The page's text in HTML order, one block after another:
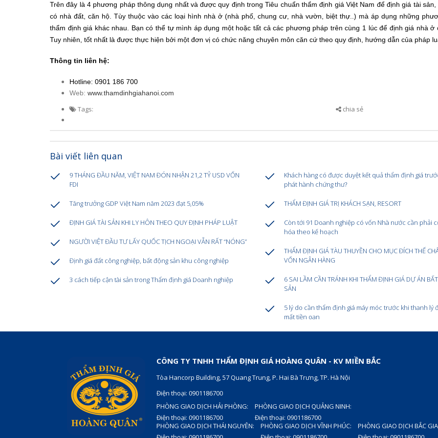
Trên đây là 4 phương pháp thông dụng nhất và được quy định trong Tiêu chuẩn thẩm định giá Việt Nam để định giá tài sản,
có nhà đất, căn hộ. Tùy thuộc vào các loại hình nhà ở (nhà phố, chung cư, nhà vườn, biệt thự..) mà áp dụng những
thẩm định giá khác nhau. Bạn có thể tự mình áp dụng một hoặc tất cả các phương pháp trên cùng 1 lúc để định giá nhà ở
Tuy nhiên, tốt nhất là được thực hiện bởi một đơn vị có chức năng chuyên môn căn cứ theo quy định, hướng dẫn của pháp
Thông tin liên hệ:
Hotline: 0901 186 700
Web: www.thamdinhgiahanoi.com
Tags: chia sẻ
Bài viết liên quan
9 THÁNG ĐẦU NĂM, VIỆT NAM ĐÓN NHẬN 21,2 TỶ USD VỐN
FDI
Tăng trưởng GDP Việt Nam năm 2023 đạt 5,05%
ĐỊNH GIÁ TÀI SẢN KHI LY HÔN THEO QUY ĐỊNH PHÁP LUẬT
NGƯỜI VIỆT ĐẦU TƯ LẤY QUỐC TỊCH NGOẠI VẪN RẤT “NÓNG”
Định giá đất công nghiệp, bất động sản khu công nghiệp
3 cách tiếp cận tài sản trong Thẩm định giá Doanh nghiệp
Khách hàng có được duyệt kết quả thẩm định giá
phát hành chứng thư?
THẨM ĐỊNH GIÁ TRỊ KHÁCH SẠN, RESORT
Còn tới 91 Doanh nghiệp có vốn Nhà nước cần phải
hóa theo kế hoạch
THẨM ĐỊNH GIÁ TÀU THUYỀN CHO MỤC ĐÍCH THẾ
VỐN NGÂN HÀNG
6 SAI LẦM CẦN TRÁNH KHI THẨM ĐỊNH GIÁ DỰ ÁN
SẢN
5 lý do cần thẩm định giá máy móc trước khi thanh lý
mất tiền oan
CÔNG TY TNHH THẨM ĐỊNH GIÁ HOÀNG QUÂN - KV MIỀN BẮC
Tòa Hancorp Building, 57 Quang Trung, P. Hai Bà Trưng, TP. Hà Nội
Điện thoại: 0901186700
PHÒNG GIAO DỊCH HẢI PHÒNG:
Điện thoại: 0901186700
PHÒNG GIAO DỊCH QUẢNG NINH:
Điện thoại: 0901186700
PHÒNG GIAO DỊCH THÁI NGUYÊN:
PHÒNG GIAO DỊCH VĨNH PHÚC:
PHÒNG GIAO DỊCH BẮC